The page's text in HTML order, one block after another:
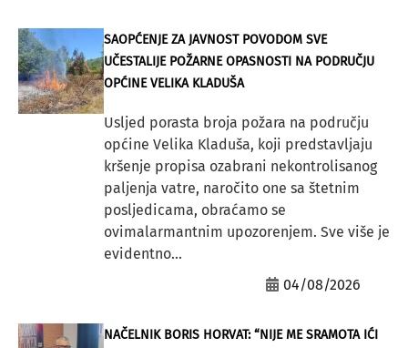
SAOPĆENJE ZA JAVNOST POVODOM SVE
UČESTALIJE POŽARNE OPASNOSTI NA PODRUČJU
OPĆINE VELIKA KLADUŠA
Usljed porasta broja požara na području
općine Velika Kladuša, koji predstavljaju
kršenje propisa ozabrani nekontrolisanog
paljenja vatre, naročito one sa štetnim
posljedicama, obraćamo se
ovimalarmantnim upozorenjem. Sve više je
evidentno...
04/08/2026
NAČELNIK BORIS HORVAT: “NIJE ME SRAMOTA IĆI